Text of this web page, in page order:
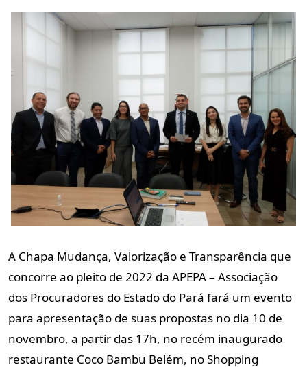
A Chapa Mudança, Valorização e Transparência que
concorre ao pleito de 2022 da APEPA – Associação
dos Procuradores do Estado do Pará fará um evento
para apresentação de suas propostas no dia 10 de
novembro, a partir das 17h, no recém inaugurado
restaurante Coco Bambu Belém, noShopping